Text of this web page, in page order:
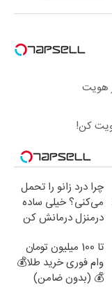
چرا درد زانو را تحمل
می‌کنی؟ خیلی ساده
درمنزل درمانش کن
تا 100 میلیون تومان
وام فوری خرید طلا💰
💰 (بدون ضامن)